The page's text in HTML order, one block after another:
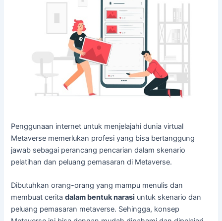
Penggunaan internet untuk menjelajahi dunia virtual
Metaverse memerlukan profesi yang bisa bertanggung
jawab sebagai perancang pencarian dalam skenario
pelatihan dan peluang pemasaran di Metaverse.
Dibutuhkan orang-orang yang mampu menulis dan
membuat ceritadalam bentuk narasi untuk skenario dan
peluang pemasaran metaverse. Sehingga, konsep